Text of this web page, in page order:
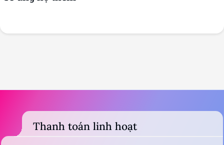
Thanh toán linh hoạt